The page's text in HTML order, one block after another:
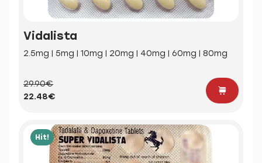
Vidalista
2.5mg | 5mg | 10mg | 20mg | 40mg | 60mg | 80mg
29.90€
22.48€
Hit!